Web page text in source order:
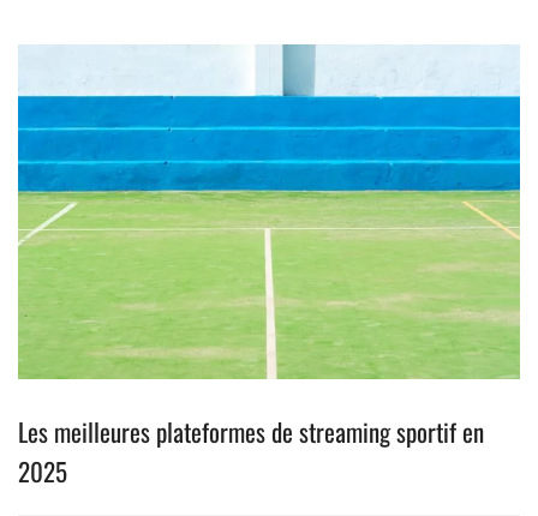
Les meilleures plateformes de streaming sportif en
2025